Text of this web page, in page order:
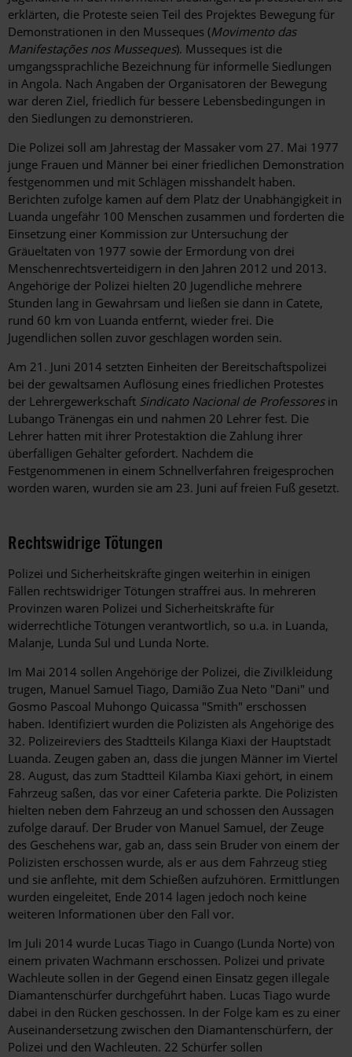
erklärten, die Proteste seien Teil des Projektes Bewegung für
Demonstrationen in den Musseques (Movimento das
Manifestações nos Musseques). Musseques ist die
umgangssprachliche Bezeichnung für informelle Siedlungen
in Angola. Nach Angaben der Organisatoren der Bewegung
war deren Ziel, friedlich für bessere Lebensbedingungen in
den Siedlungen zu demonstrieren.
Die Polizei soll am Jahrestag der Massaker vom 27. Mai 1977
junge Frauen und Männer bei einer friedlichen Demonstration
festgenommen und mit Schlägen misshandelt haben.
Berichten zufolge kamen auf dem Platz der Unabhängigkeit in
Luanda ungefähr 100 Menschen zusammen und forderten die
Einsetzung einer Kommission zur Untersuchung der
Gräueltaten von 1977 sowie der Ermordung von drei
Menschenrechtsverteidigern in den Jahren 2012 und 2013.
Angehörige der Polizei hielten 20 Jugendliche mehrere
Stunden lang in Gewahrsam und ließen sie dann in Catete,
rund 60 km von Luanda entfernt, wieder frei. Die
Jugendlichen sollen zuvor geschlagen worden sein.
Am 21. Juni 2014 setzten Einheiten der Bereitschaftspolizei
bei der gewaltsamen Auflösung eines friedlichen Protestes
der Lehrergewerkschaft Sindicato Nacional de Professoresin
Lubango Tränengas ein und nahmen 20 Lehrer fest. Die
Lehrer hatten mit ihrer Protestaktion die Zahlung ihrer
überfälligen Gehälter gefordert. Nachdem die
Festgenommenen in einem Schnellverfahren freigesprochen
worden waren, wurden sie am 23. Juni auf freien Fuß gesetzt.
Rechtswidrige Tötungen
Polizei und Sicherheitskräfte gingen weiterhin in einigen
Fällen rechtswidriger Tötungen straffrei aus. In mehreren
Provinzen waren Polizei und Sicherheitskräfte für
widerrechtliche Tötungen verantwortlich, so u.a. in Luanda,
Malanje, Lunda Sul und Lunda Norte.
Im Mai 2014 sollen Angehörige der Polizei, die Zivilkleidung
trugen, Manuel Samuel Tiago, Damião Zua Neto "Dani" und
Gosmo Pascoal Muhongo Quicassa "Smith" erschossen
haben. Identifiziert wurden die Polizisten als Angehörige des
32. Polizeireviers des Stadtteils Kilanga Kiaxi der Hauptstadt
Luanda. Zeugen gaben an, dass die jungen Männer im Viertel
28. August, das zum Stadtteil Kilamba Kiaxi gehört, in einem
Fahrzeug saßen, das vor einer Cafeteria parkte. Die Polizisten
hielten neben dem Fahrzeug an und schossen den Aussagen
zufolge darauf. Der Bruder von Manuel Samuel, der Zeuge
des Geschehens war, gab an, dass sein Bruder von einem der
Polizisten erschossen wurde, als er aus dem Fahrzeug stieg
und sie anflehte, mit dem Schießen aufzuhören. Ermittlungen
wurden eingeleitet, Ende 2014 lagen jedoch noch keine
weiteren Informationen über den Fall vor.
Im Juli 2014 wurde Lucas Tiago in Cuango (Lunda Norte) von
einem privaten Wachmann erschossen. Polizei und private
Wachleute sollen in der Gegend einen Einsatz gegen illegale
Diamantenschürfer durchgeführt haben. Lucas Tiago wurde
dabei in den Rücken geschossen. In der Folge kam es zu einer
Auseinandersetzung zwischen den Diamantenschürfern, der
Polizei und den Wachleuten. 22 Schürfer sollen